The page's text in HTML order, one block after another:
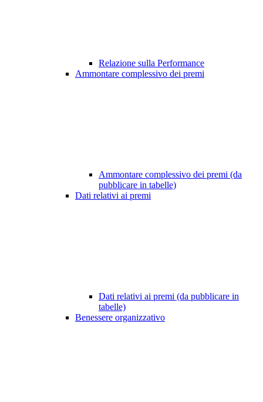
Relazione sulla Performance
Ammontare complessivo dei premi
Ammontare complessivo dei premi (da
pubblicare in tabelle)
Dati relativi ai premi
Dati relativi ai premi (da pubblicare in
tabelle)
Benessere organizzativo